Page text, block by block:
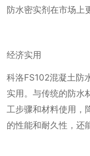
防水密实剂在市场上
经济实用
科洛FS102混凝土防
实用。与传统的防水
工步骤和材料使用，
的性能和耐久性，还